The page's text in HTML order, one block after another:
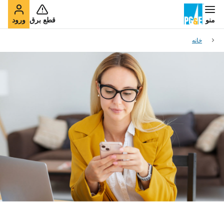
منو قطع برق ورود
خانه